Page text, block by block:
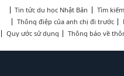
Tin tức du học Nhật Bản Tìm
Thông điệp của anh chị đi trước
Quy ước sử dụng
Thông báo về